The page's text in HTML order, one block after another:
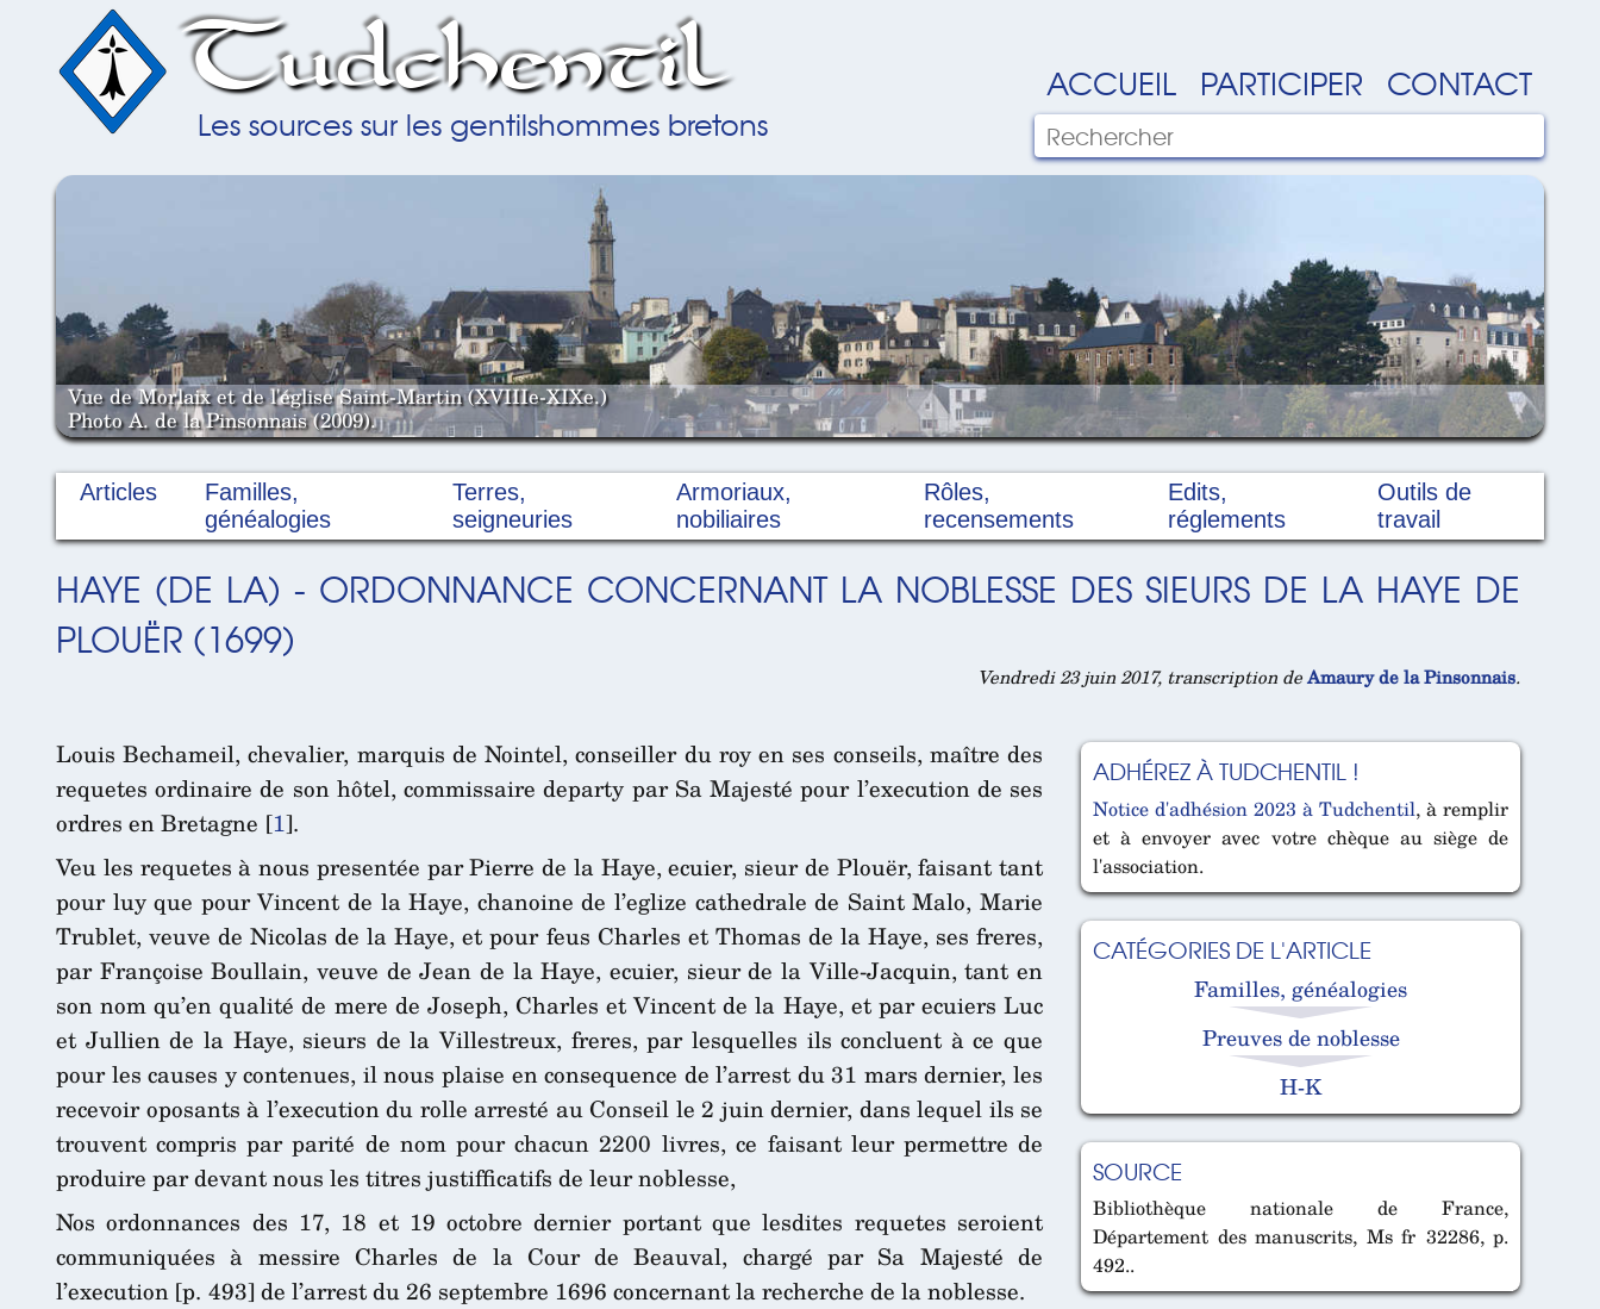
Tudchentil
Les sources sur les gentilshommes bretons
ACCUEIL PARTICIPER CONTACT
Vue de Morlaix et de l'église Saint-Martin (XVIIIe-XIXe.)
Photo A. de la Pinsonnais (2009).
Articles
Familles,
généalogies
Terres,
seigneuries
Armoriaux,
nobiliaires
Rôles,
recensements
Edits,
réglements
Outils de
travail
HAYE (DE LA) - ORDONNANCE CONCERNANT LA NOBLESSE DES SIEURS DE LA HAYE DE
PLOUËR (1699)
Vendredi 23 juin 2017, transcription deAmaury de la Pinsonnais.
ADHÉREZ À TUDCHENTIL !
Notice d'adhésion 2023 à Tudchentil, à remplir
et à envoyer avec votre chèque au siège de
l'association.
CATÉGORIES DE L'ARTICLE
Familles, généalogies
Preuves de noblesse
H-K
SOURCE
Bibliothèque nationale de France,
Département des manuscrits, Ms fr 32286, p.
492..
Louis Bechameil, chevalier, marquis de Nointel, conseiller du roy en ses conseils, maître des
requetes ordinaire de son hôtel, commissaire departy par Sa Majesté pour l’execution de ses
ordres en Bretagne [1].
Veu les requetes à nous presentée par Pierre de la Haye, ecuier, sieur de Plouër, faisant tant
pour luy que pour Vincent de la Haye, chanoine de l’eglize cathedrale de Saint Malo, Marie
Trublet, veuve de Nicolas de la Haye, et pour feus Charles et Thomas de la Haye, ses freres,
par Françoise Boullain, veuve de Jean de la Haye, ecuier, sieur de la Ville-Jacquin, tant en
son nom qu’en qualité de mere de Joseph, Charles et Vincent de la Haye, et par ecuiers Luc
et Jullien de la Haye, sieurs de la Villestreux, freres, par lesquelles ils concluent à ce que
pour les causes y contenues, il nous plaise en consequence de l’arrest du 31 mars dernier, les
recevoir oposants à l’execution du rolle arresté au Conseil le 2 juin dernier, dans lequel ils se
trouvent compris par parité de nom pour chacun 2200 livres, ce faisant leur permettre de
produire par devant nous les titres justifficatifs de leur noblesse,
Nos ordonnances des 17, 18 et 19 octobre dernier portant que lesdites requetes seroient
communiquées à messire Charles de la Cour de Beauval, chargé par Sa Majesté de
l’execution [p. 493] de l’arrest du 26 septembre 1696 concernant la recherche de la noblesse.